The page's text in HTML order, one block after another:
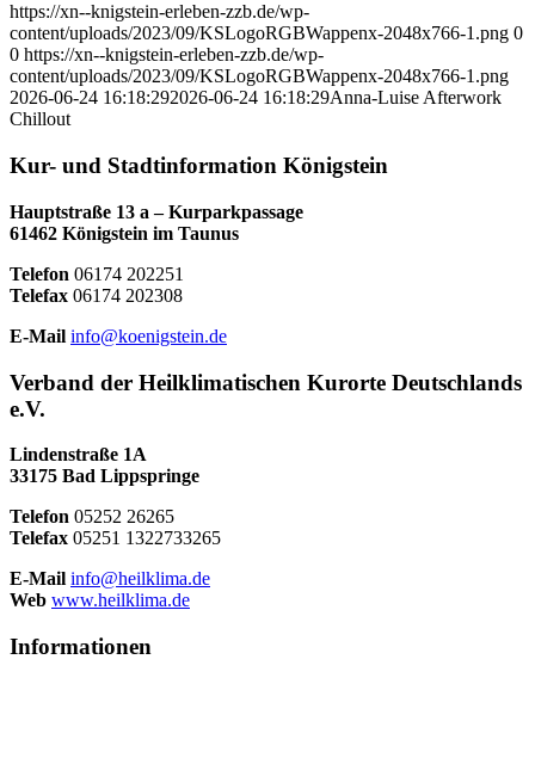
https://xn--knigstein-erleben-zzb.de/wp-
content/uploads/2023/09/KSLogoRGBWappenx-2048x766-1.png 0
0 https://xn--knigstein-erleben-zzb.de/wp-
content/uploads/2023/09/KSLogoRGBWappenx-2048x766-1.png
2026-06-24 16:18:292026-06-24 16:18:29Anna-Luise Afterwork
Chillout
Kur- und Stadtinformation Königstein
Hauptstraße 13 a – Kurparkpassage
61462 Königstein im Taunus
Telefon 06174 202251
Telefax 06174 202308
E-Mail info@koenigstein.de
Verband der Heilklimatischen Kurorte Deutschlands
e.V.
Lindenstraße 1A
33175 Bad Lippspringe
Telefon 05252 26265
Telefax 05251 1322733265
E-Mail info@heilklima.de
Web www.heilklima.de
Informationen